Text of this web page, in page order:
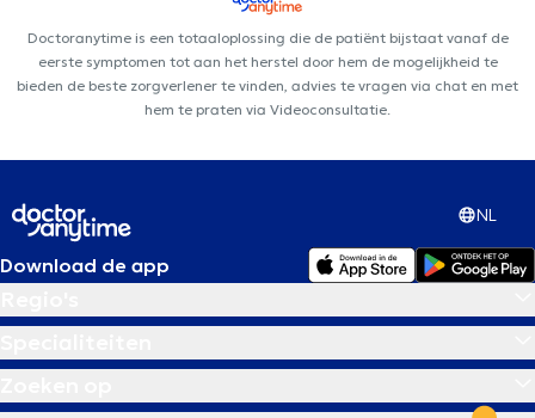
Doctoranytime is een totaaloplossing die de patiënt bijstaat vanaf de
eerste symptomen tot aan het herstel door hem de mogelijkheid te
bieden de beste zorgverlener te vinden, advies te vragen via chat en met
hem te praten via Videoconsultatie.
NL
Download de app